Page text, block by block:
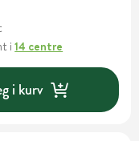
i14 centre
i kurv